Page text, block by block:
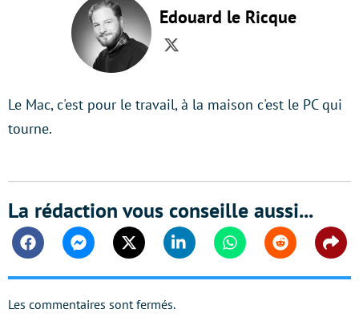
Edouard le Ricque
Twitter
Le Mac, c'est pour le travail, à la maison c'est le PC qui
tourne.
La rédaction vous conseille aussi...
FacebookMessengerTwitter Linkedin WhatsappReddit
Les commentaires sont fermés.